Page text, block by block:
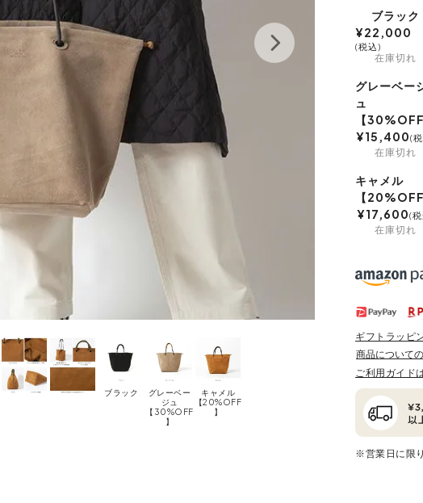
ブラック
グレーベー
ジュ
【30%OFF
】
キャメル
【20%OFF
】
ブラック
¥22,000
税込
在庫切れ
グレーベー
ュ
【30%OFF
¥15,400
在庫切れ
キャメル
【20%OFF
¥17,600 税
在庫切れ
ギフトラッピ
商品について
ご利用ガイド
※営業日に限り